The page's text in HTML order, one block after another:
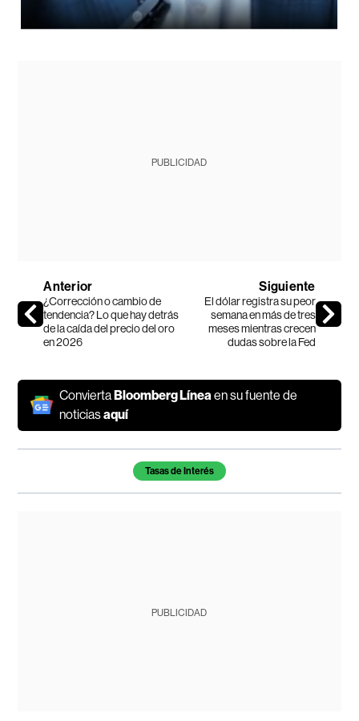
PUBLICIDAD
Anterior
¿Corrección o cambio de
tendencia? Lo que hay detrás
de la caída del precio del oro
en 2026
Siguiente
El dólar registra su peor
semana en más de tres
meses mientras crecen
dudas sobre la Fed
ConviertaBloomberg Línea en su fuente de
noticiasaquí
Temas de este artículoTasas de Interés
PUBLICIDAD